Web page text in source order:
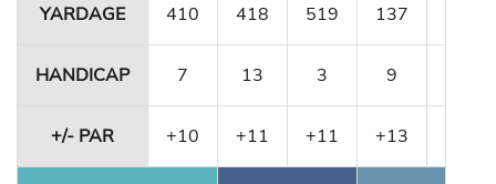
YARDAGE 410 418 519 137
HANDICAP 7 13 3 9
+/- PAR +10 +11 +11 +13